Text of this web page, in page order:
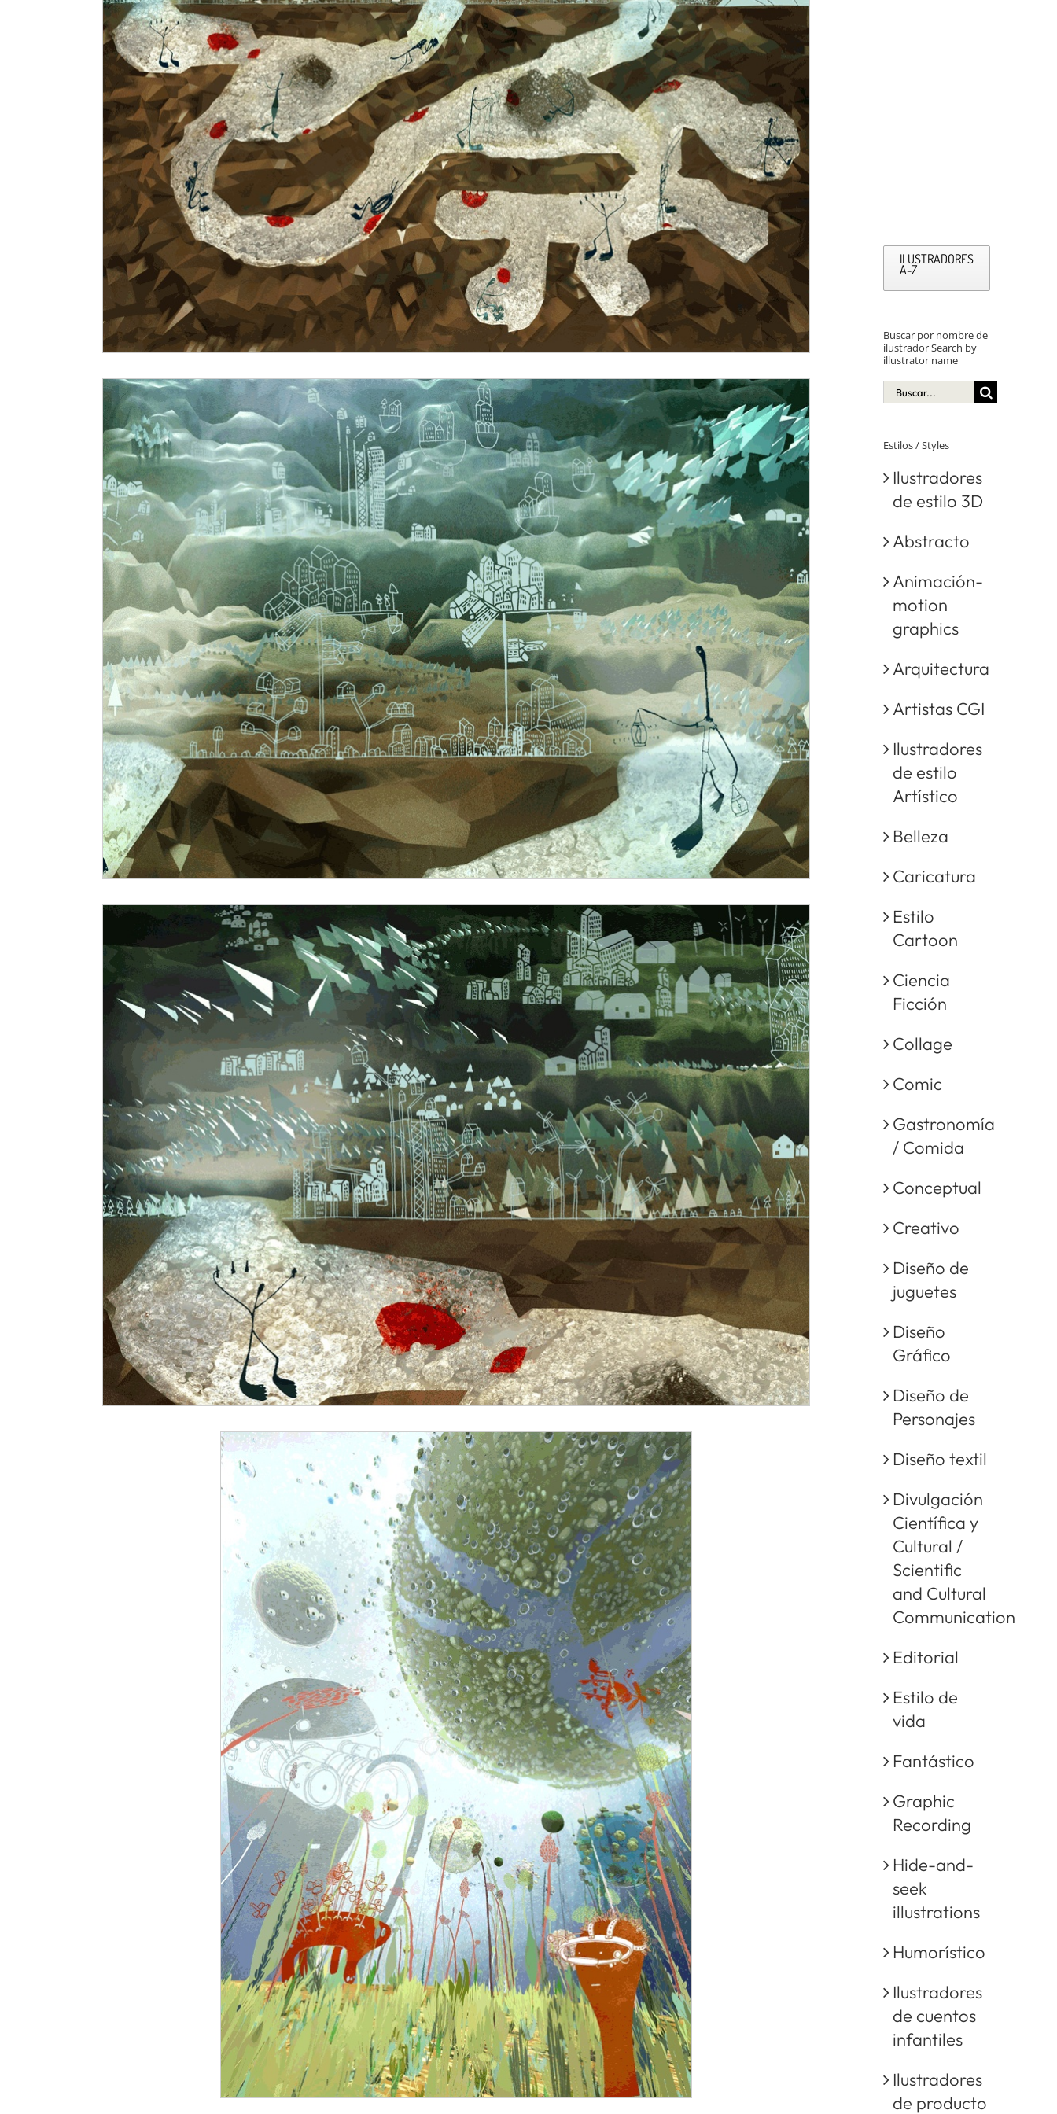
ILUSTRADORES
A-Z
Buscar por nombre de
ilustrador Search by
illustrator name
Buscar:
Estilos / Styles
Ilustradores
de estilo 3D
Abstracto
Animación-
motion
graphics
Arquitectura
Artistas CGI
Ilustradores
de estilo
Artístico
Belleza
Caricatura
Estilo
Cartoon
Ciencia
Ficción
Collage
Comic
Gastronomía
/ Comida
Conceptual
Creativo
Diseño de
juguetes
Diseño
Gráfico
Diseño de
Personajes
Diseño textil
Divulgación
Científica y
Cultural /
Scientific
and Cultural
Communication
Editorial
Estilo de
vida
Fantástico
Graphic
Recording
Hide-and-
seek
illustrations
Humorístico
Ilustradores
de cuentos
infantiles
Ilustradores
de producto